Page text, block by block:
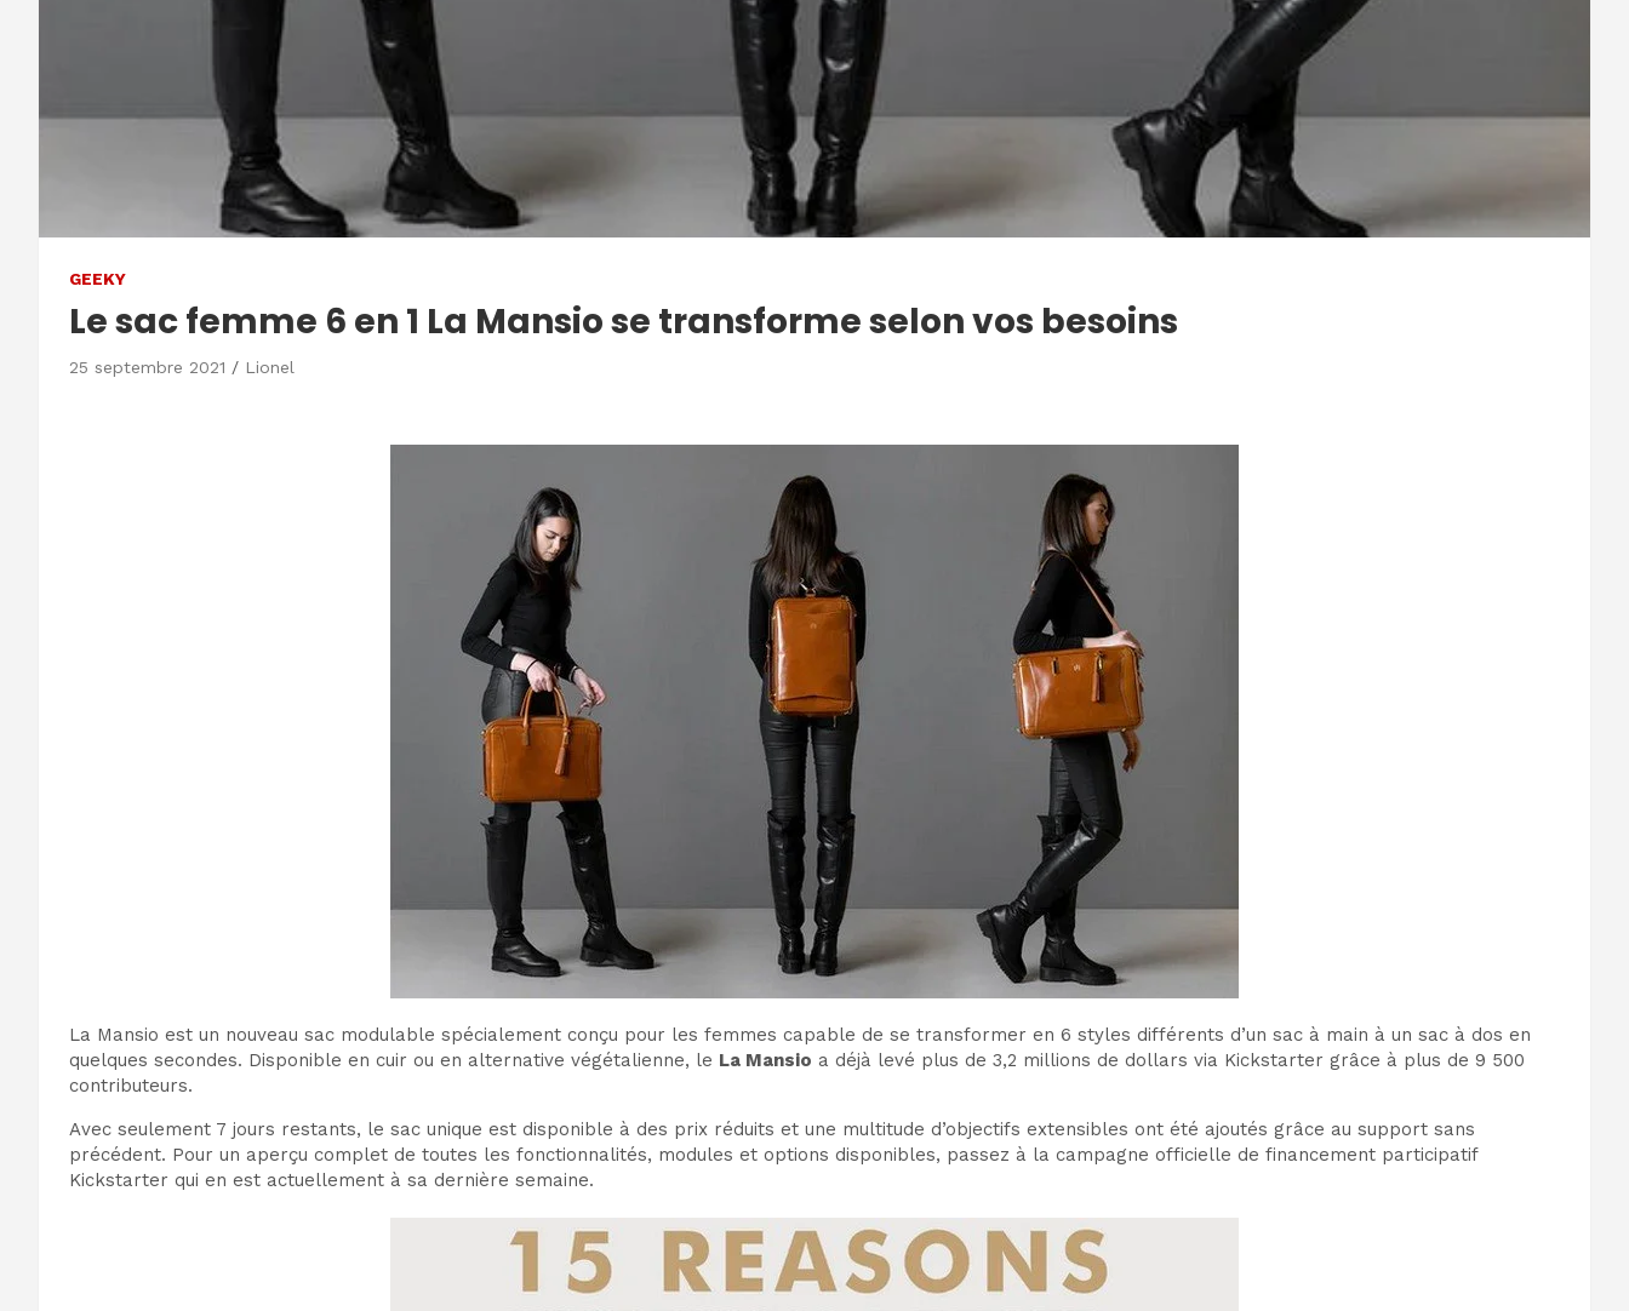
GEEKY
Le sac femme 6 en 1 La Mansio se transforme selon vos besoins
25 septembre 2021 Lionel
La Mansio est un nouveau sac modulable spécialement conçu pour les femmes capable de se transformer en 6 styles différents d’un sac à main à un sac à dos en
quelques secondes. Disponible en cuir ou en alternative végétalienne, le La Mansio a déjà levé plus de 3,2 millions de dollars via Kickstarter grâce à plus de 9 500
contributeurs.
Avec seulement 7 jours restants, le sac unique est disponible à des prix réduits et une multitude d’objectifs extensibles ont été ajoutés grâce au support sans
précédent. Pour un aperçu complet de toutes les fonctionnalités, modules et options disponibles, passez à la campagne officielle de financement participatif
Kickstarter qui en est actuellement à sa dernière semaine.